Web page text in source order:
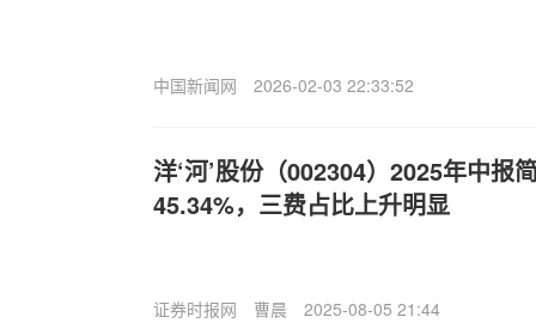
中国新闻网 2026-02-03 22:33:52
洋‘河’股份（002304）2025年中报
45.34%，三费占比上升明显
证券时报网 曹晨 2025-08-05 21:44